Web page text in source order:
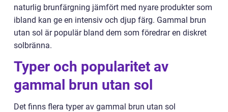
naturlig brunfärgning jämfört med nyare produkter som
ibland kan ge en intensiv och djup färg. Gammal brun
utan sol är populär bland dem som föredrar en diskret
solbränna.
Typer och popularitet av
gammal brun utan sol
Det finns flera typer av gammal brun utan sol